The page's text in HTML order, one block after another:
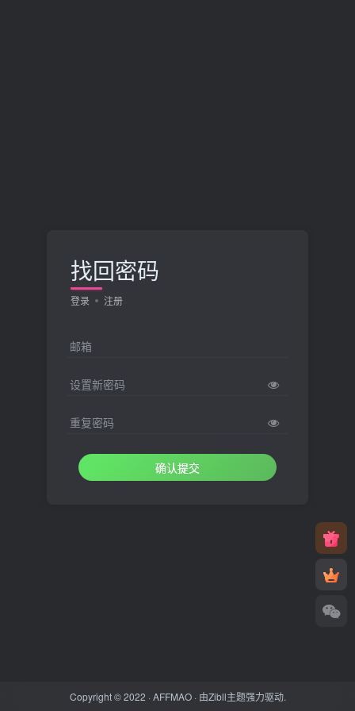
找回密码
登录 注册
邮箱
设置新密码
重复密码
确认提交
Copyright © 2022 ·AFFMAO· 由Zibll主题强力驱动.